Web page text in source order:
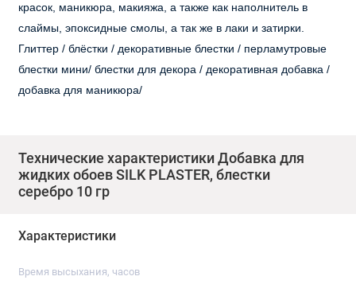
красок, маникюра, макияжа, а также как наполнитель в
слаймы, эпоксидные смолы, а так же в лаки и затирки.
Глиттер / блёстки / декоративные блестки / перламутровые
блестки мини/ блестки для декора / декоративная добавка /
добавка для маникюра/
Технические характеристики Добавка для
жидких обоев SILK PLASTER, блестки
серебро 10 гр
Характеристики
Время высыхания, часов